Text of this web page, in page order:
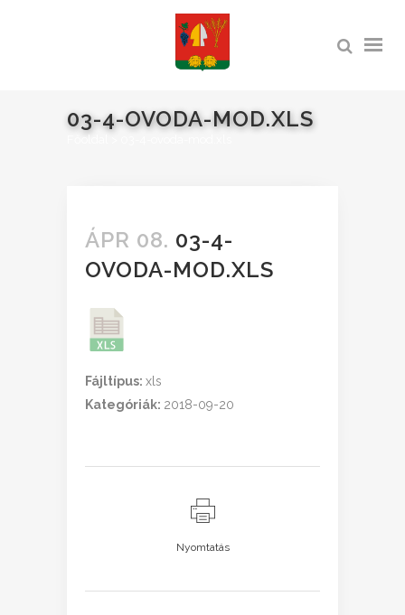
03-4-OVODA-MOD.XLS
ÁPR 08. 03-4-
OVODA-MOD.XLS
Fájltípus: xls
Kategóriák: 2018-09-20
Nyomtatás